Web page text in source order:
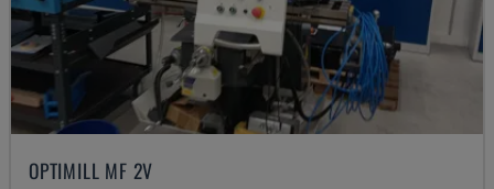
OPTIMILL MF 2V